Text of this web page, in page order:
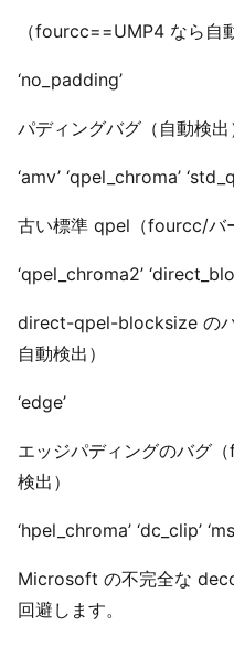
（fourcc==UMP4 なら自
‘no_padding’
パディングバグ（自動検出
‘amv’ ‘qpel_chroma’
古い標準 qpel（fourcc/バ
‘qpel_chroma2’
direct-qpel-blocksize の
自動検出）
‘edge’
エッジパディングのバグ
検出）
‘hpel_chroma’ ‘dc_clip’
Microsoft の不完全な
回避します。